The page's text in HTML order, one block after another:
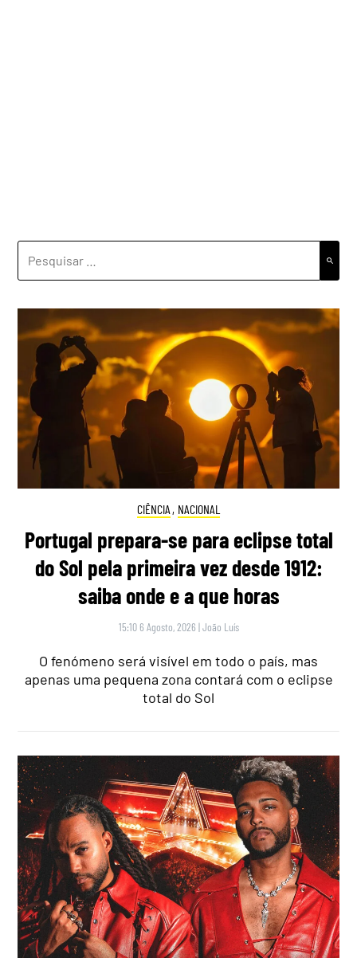
POR:
CIÊNCIA , NACIONAL
Portugal prepara-se para eclipse total
do Sol pela primeira vez desde 1912:
saiba onde e a que horas
15:10 6 Agosto, 2026 |João Luís
O fenómeno será visível em todo o país, mas
apenas uma pequena zona contará com o eclipse
total do Sol